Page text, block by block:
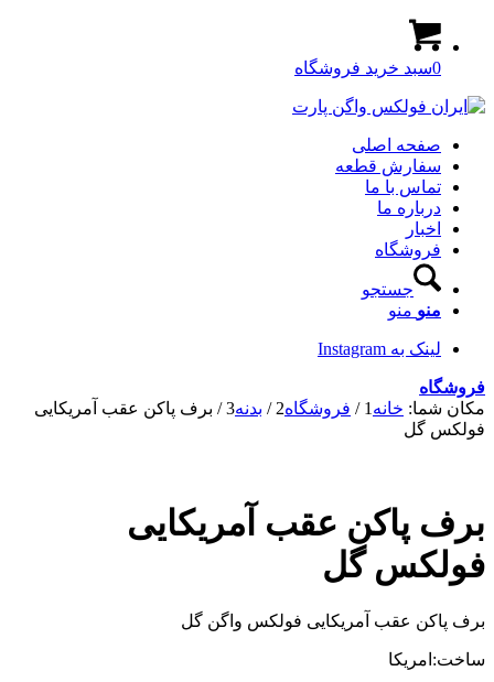
0سبد خرید فروشگاه
صفحه اصلی
سفارش قطعه
تماس با ما
درباره ما
اخبار
فروشگاه
جستجو
منو منو
لینک به Instagram
فروشگاه
مکان شما: خانه 1
/ فروشگاه2
/ بدنه3
/ برف پاکن عقب آمریکایی
فولکس گل
برف پاکن عقب آمریکایی
فولکس گل
برف پاکن عقب آمریکایی فولکس واگن گل
ساخت:امریکا